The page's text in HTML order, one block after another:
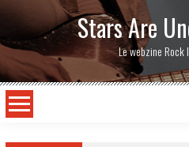
Stars Are
Le webzine Rock